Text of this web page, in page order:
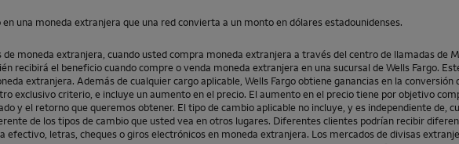
una moneda extranjera que una red convierta a un monto en dólares estadounidenses.
moneda extranjera, cuando usted compra moneda extranjera a través del centro de llamadas de
recibirá el beneficio cuando compre o venda moneda extranjera en una sucursal deWells Fargo.
extranjera. Además de cualquier cargo aplicable, Wells Fargoobtiene ganancias en la
exclusivo criterio, e incluye un aumento en el precio. El aumento en el precio tiene por objetivo
y el retorno que queremos obtener. El tipo de cambio aplicable no incluye, y es independiente de,
de los tipos de cambio que usted vea en otros lugares. Diferentes clientes podrían recibir
letras, cheques o giros electrónicos en moneda extranjera. Los mercados de divisas